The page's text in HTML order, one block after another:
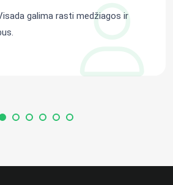
galima rasti medžiagos ir